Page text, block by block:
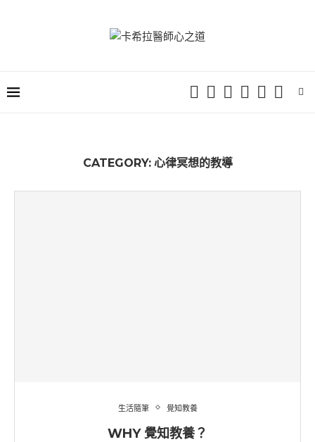
CATEGORY: 心律冥想的教導
生活隨筆 覺知教養
WHY 覺知教養？